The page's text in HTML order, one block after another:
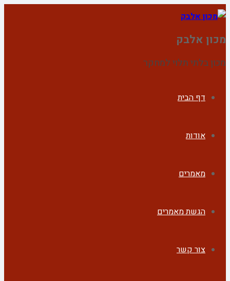
מכון אלבק
מכון בלתי תלוי למחקר
דף הבית
אודות
מאמרים
הגשת מאמרים
צור קשר